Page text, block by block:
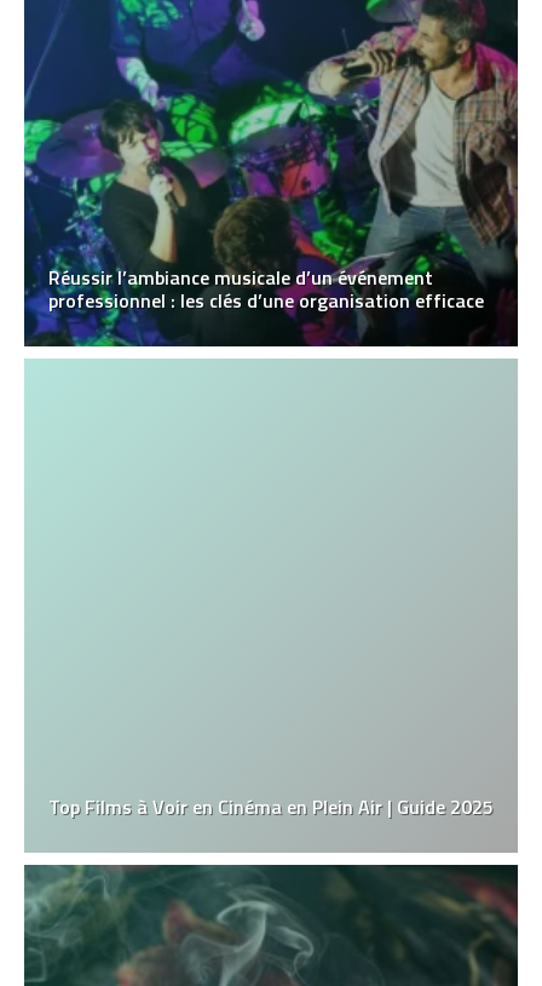
Réussir l’ambiance musicale d’un événement
professionnel : les clés d’une organisation efficace
Top Films à Voir en Cinéma en Plein Air | Guide 2025